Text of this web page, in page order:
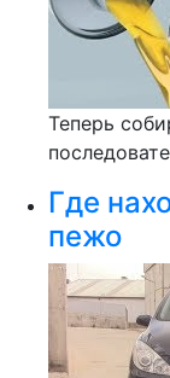
Теперь
Где
пежо